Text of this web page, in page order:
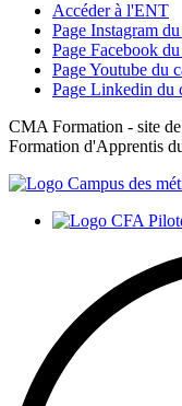
Accéder à l'ENT
Page Instagram
Page Facebook
Page Youtube du
Page Linkedin du
CMA Formation - site
Formation d'Apprentis